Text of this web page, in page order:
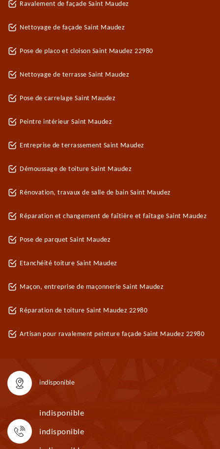
Ravalement de façade Saint Maudez
Nettoyage de façade Saint Maudez
Pose de placo et cloison Saint Maudez 22980
Nettoyage de terrasse Saint Maudez
Pose de carrelage Saint Maudez
Peintre intérieur Saint Maudez
Entreprise de terrassement Saint Maudez
Démoussage de toiture Saint Maudez
Rénovation, travaux de salle de bain Saint Maudez
Réparation et changement de faîtière et faîtage Saint Maudez
Pose de parquet Saint Maudez
Etanchéité toiture Saint Maudez
Maçon, entreprise de maçonnerie Saint Maudez
Réparation de toiture Saint Maudez 22980
Artisan pour ravalement peinture façade Saint Maudez 22980
indisponible
indisponible
indisponible